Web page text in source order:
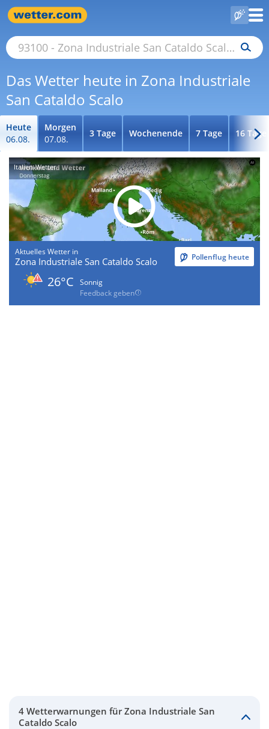
Das Wetter heute in Zona Industriale
San Cataldo Scalo
Heute
06.08.
Morgen
07.08.
3 Tage Wochenende 7 Tage 16 Tage
Italien-Wetter
Aktuelles Wetter in
Zona Industriale San Cataldo Scalo Pollenflug heute
26°C
Sonnig
Feedback geben
4 Wetterwarnungen für Zona Industriale San
Cataldo Scalo